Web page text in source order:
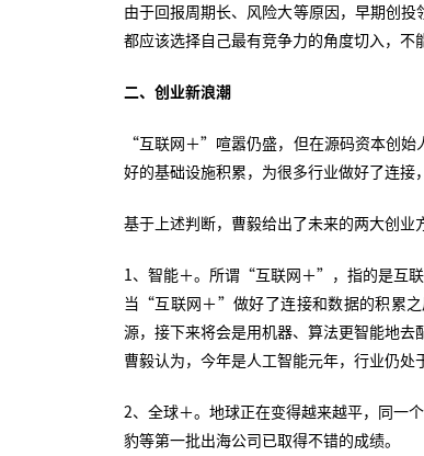
由于回报周期长、风险大等原因，早期创
都应该选择自己最有竞争力的角度切入，不
二、创业新浪潮
“互联网＋”喧嚣仍盛，但在源码资本创
好的基础设施积累，为很多行业做好了连
基于上述判断，曹毅给出了未来的两大创
1、智能＋。所谓“互联网＋”，指的是互联
当“互联网＋”做好了连接和数据的积累
源，接下来将会是用机器、算法更智能地去
曹毅认为，今年是人工智能元年，行业仍
2、全球＋。地球正在变得越来越平，同一
豹等第一批出海公司已取得不错的成绩。